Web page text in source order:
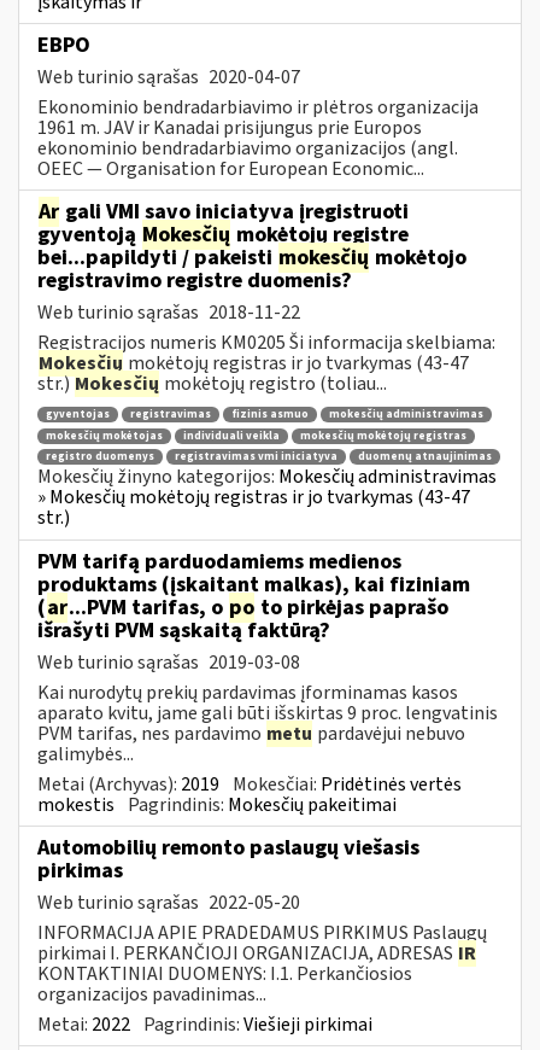
EBPO
Web turinio sąrašas 2020-04-07
Ekonominio bendradarbiavimo ir plėtros organizacija
1961 m. JAV ir Kanadai prisijungus prie Europos
ekonominio bendradarbiavimo organizacijos (angl.
OEEC — Organisation for European Economic...
Ar gali VMI savo iniciatyva įregistruoti
gyventoją Mokesčių mokėtojų registre
bei...papildyti / pakeisti mokesčių mokėtojo
registravimo registre duomenis?
Web turinio sąrašas 2018-11-22
Registracijos numeris KM0205 Ši informacija skelbiama:
Mokesčių mokėtojų registras ir jo tvarkymas (43-47
str.)Mokesčių mokėtojų registro (toliau...
gyventojas registravimas fizinis asmuo
mokesčių administravimas
mokesčių mokėtojas
individuali veikla
mokesčių mokėtojų registras
registro duomenys
registravimas vmi iniciatyva duomenų atnaujinimas
Mokesčių žinyno kategorijos: Mokesčių administravimas
» Mokesčių mokėtojų registras ir jo tvarkymas (43-47
str.)
PVM tarifą parduodamiems medienos
produktams (įskaitant malkas), kai fiziniam
(ar...PVM tarifas, o po to pirkėjas paprašo
išrašyti PVM sąskaitą faktūrą?
Web turinio sąrašas 2019-03-08
Kai nurodytų prekių pardavimas įforminamas kasos
aparato kvitu, jame gali būti išskirtas 9 proc. lengvatinis
PVM tarifas, nes pardavimo metu pardavėjui nebuvo
galimybės...
Metai (Archyvas): 2019 Mokesčiai: Pridėtinės vertės
mokestis Pagrindinis: Mokesčių pakeitimai
Automobilių remonto paslaugų viešasis
pirkimas
Web turinio sąrašas 2022-05-20
INFORMACIJA APIE PRADEDAMUS PIRKIMUS Paslaugų
pirkimai I. PERKANČIOJI ORGANIZACIJA, ADRESAS IR
KONTAKTINIAI DUOMENYS: I.1. Perkančiosios
organizacijos pavadinimas...
Metai: 2022 Pagrindinis:Viešieji pirkimai